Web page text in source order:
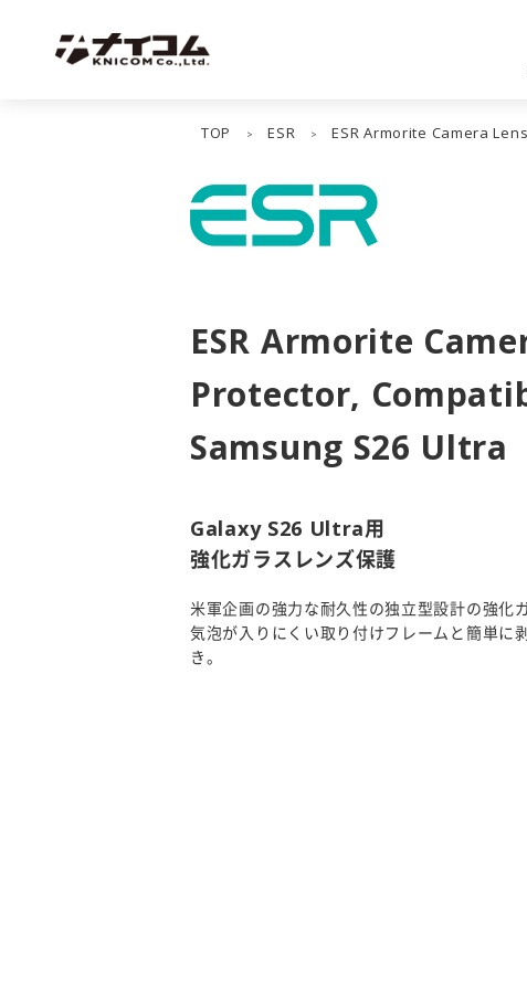
TOP
> ESR > ESR Armorite Camera
ESR Armorite
Protector,
Samsung S26 Ultra
Galaxy S26 Ultra用
強化ガラスレンズ保護
米軍企画の強力な耐久性の独立型設計の強化
気泡が入りにくい取り付けフレームと簡単に
き。